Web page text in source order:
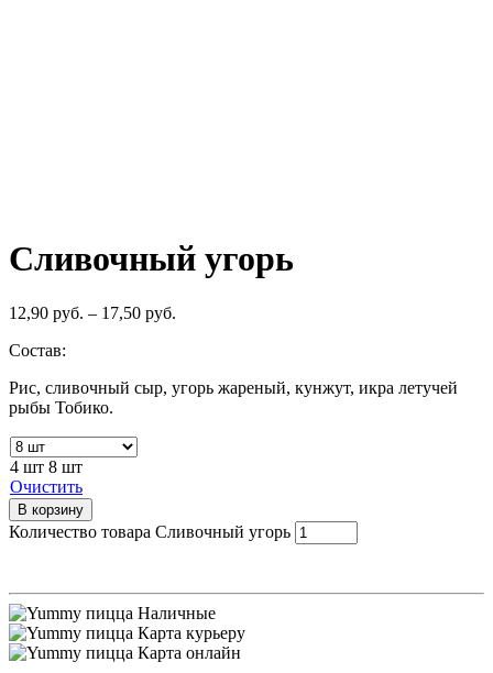
Сливочный угорь
12,90 руб. – 17,50 руб.
Состав:
Рис, сливочный сыр, угорь жареный, кунжут, икра летучей
рыбы Тобико.
4 шт 8 шт
Очистить
В корзину
Количество товара Сливочный угорь
Наличные
Карта курьеру
Карта онлайн